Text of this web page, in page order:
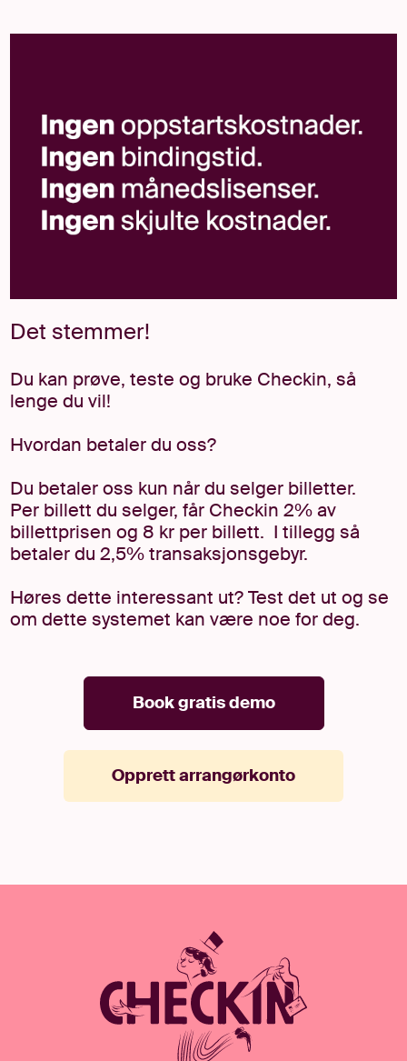
Det stemmer!
Du kan prøve, teste og bruke Checkin, så
lenge du vil!
Hvordan betaler du oss?
Du betaler oss kun når du selger billetter.
Per billett du selger, får Checkin 2% av
billettprisen og 8 kr per billett. I tillegg så
betaler du 2,5% transaksjonsgebyr.
Høres dette interessant ut? Test det ut og se
om dette systemet kan være noe for deg.
Book gratis demo
Opprett arrangørkonto